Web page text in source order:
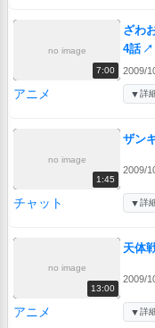
no image
7:00
ざわ
4話 ↗
2009/
アニメ ▼詳
no image
1:45
ザン
2009/
チャット ▼詳
no image
13:00
天体
2009/
アニメ ▼詳